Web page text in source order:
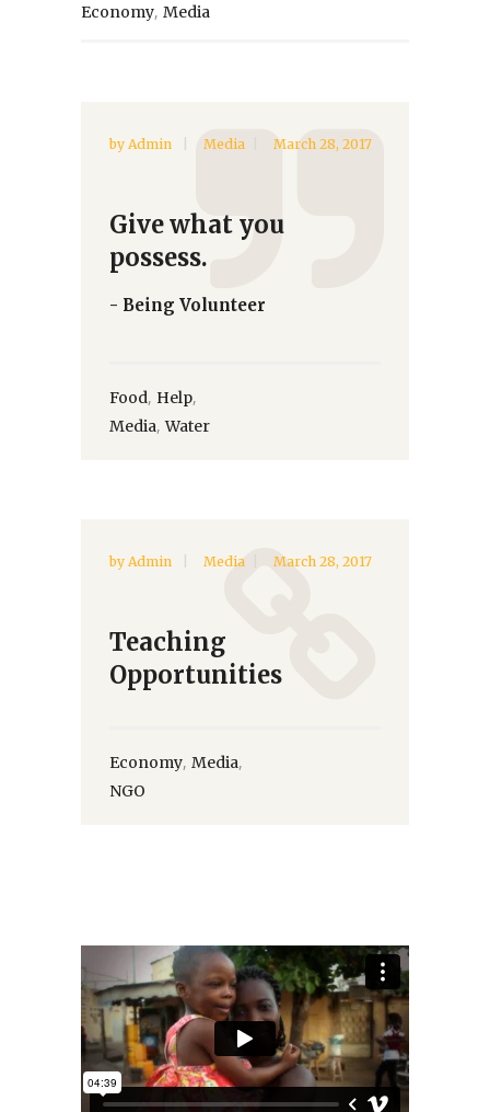
Economy, Media
by Admin Media March 28, 2017
Give what you
possess.
- Being Volunteer
Food, Help,
Media,Water
by Admin Media March 28, 2017
Teaching
Opportunities
Economy, Media,
NGO